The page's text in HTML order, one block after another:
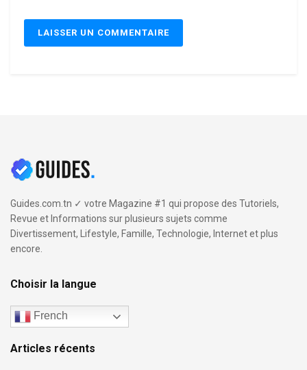
Guides.com.tn ✓ votre Magazine #1 qui propose des Tutoriels,
Revue et Informations sur plusieurs sujets comme
Divertissement, Lifestyle, Famille, Technologie, Internet et plus
encore.
Choisir la langue
French
Articles récents